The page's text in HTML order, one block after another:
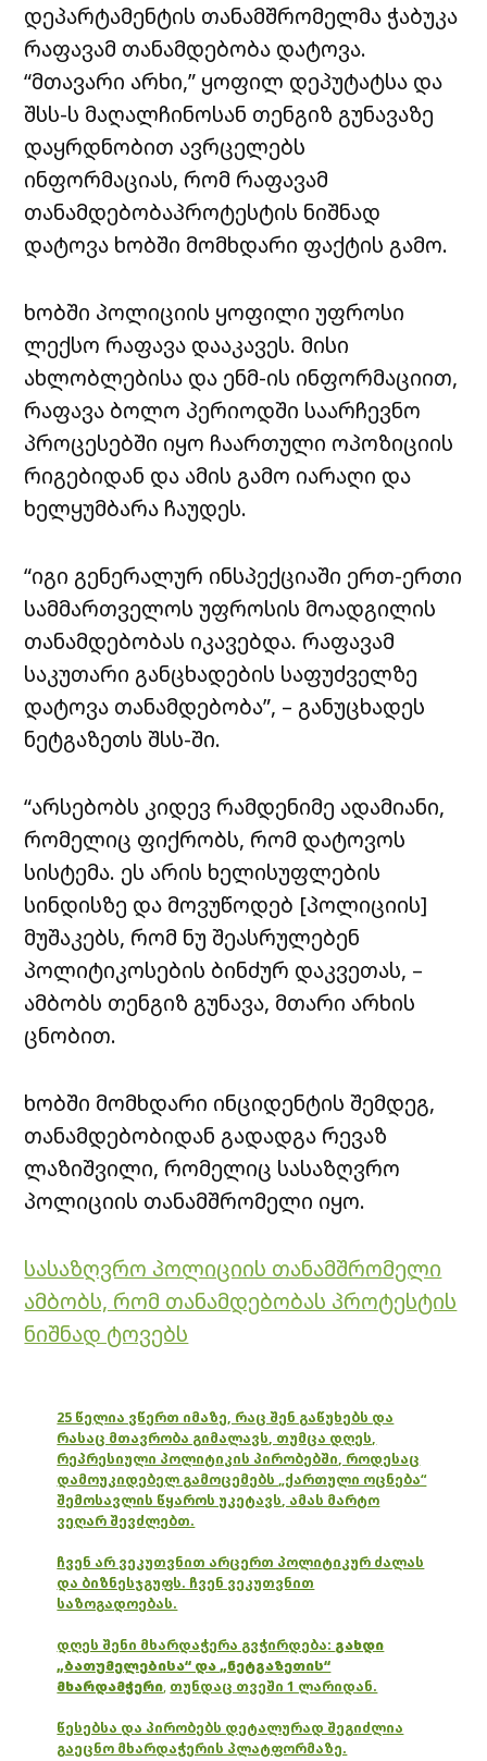
დეპარტამენტის თანამშრომელმა ჭაბუკა
რაფავამ თანამდებობა დატოვა.
“მთავარი არხი,” ყოფილ დეპუტატსა და
შსს-ს მაღალჩინოსან თენგიზ გუნავაზე
დაყრდნობით ავრცელებს
ინფორმაციას, რომ რაფავამ
თანამდებობაპროტესტის ნიშნად
დატოვა ხობში მომხდარი ფაქტის გამო.
ხობში პოლიციის ყოფილი უფროსი
ლექსო რაფავა დააკავეს. მისი
ახლობლებისა და ენმ-ის ინფორმაციით,
რაფავა ბოლო პერიოდში საარჩევნო
პროცესებში იყო ჩაართული ოპოზიციის
რიგებიდან და ამის გამო იარაღი და
ხელყუმბარა ჩაუდეს.
“იგი გენერალურ ინსპექციაში ერთ-ერთი
სამმართველოს უფროსის მოადგილის
თანამდებობას იკავებდა. რაფავამ
საკუთარი განცხადების საფუძველზე
დატოვა თანამდებობა”, – განუცხადეს
ნეტგაზეთს შსს-ში.
“არსებობს კიდევ რამდენიმე ადამიანი,
რომელიც ფიქრობს, რომ დატოვოს
სისტემა. ეს არის ხელისუფლების
სინდისზე და მოვუწოდებ [პოლიციის]
მუშაკებს, რომ ნუ შეასრულებენ
პოლიტიკოსების ბინძურ დაკვეთას, –
ამბობს თენგიზ გუნავა, მთარი არხის
ცნობით.
ხობში მომხდარი ინციდენტის შემდეგ,
თანამდებობიდან გადადგა რევაზ
ლაზიშვილი, რომელიც სასაზღვრო
პოლიციის თანამშრომელი იყო.
სასაზღვრო პოლიციის თანამშრომელი
ამბობს, რომ თანამდებობას პროტესტის
ნიშნად ტოვებს
25 წელია ვწერთ იმაზე, რაც შენ გაწუხებს და
რასაც მთავრობა გიმალავს, თუმცა დღეს,
რეპრესიული პოლიტიკის პირობებში, როდესაც
დამოუკიდებელ გამოცემებს „ქართული ოცნება“
შემოსავლის წყაროს უკეტავს, ამას მარტო
ვეღარ შევძლებთ.
ჩვენ არ ვეკუთვნით არცერთ პოლიტიკურ ძალას
და ბიზნესჯგუფს. ჩვენ ვეკუთვნით
საზოგადოებას.
დღეს შენი მხარდაჭერა გვჭირდება: გახდი
„ბათუმელებისა“ და „ნეტგაზეთის“
მხარდამჭერი, თუნდაც თვეში 1 ლარიდან.
წესებსა და პირობებს დეტალურად შეგიძლია
გაეცნო მხარდაჭერის პლატფორმაზე.